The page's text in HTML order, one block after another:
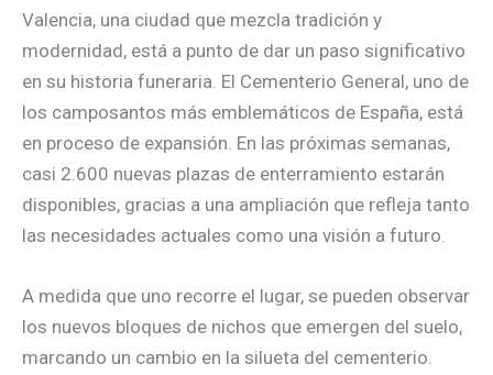
Valencia, una ciudad que mezcla tradición y
modernidad, está a punto de dar un paso significativo
en su historia funeraria. El Cementerio General, uno de
los camposantos más emblemáticos de España, está
en proceso de expansión. En las próximas semanas,
casi 2.600 nuevas plazas de enterramiento estarán
disponibles, gracias a una ampliación que refleja tanto
las necesidades actuales como una visión a futuro.
A medida que uno recorre el lugar, se pueden observar
los nuevos bloques de nichos que emergen del suelo,
marcando un cambio en la silueta del cementerio.